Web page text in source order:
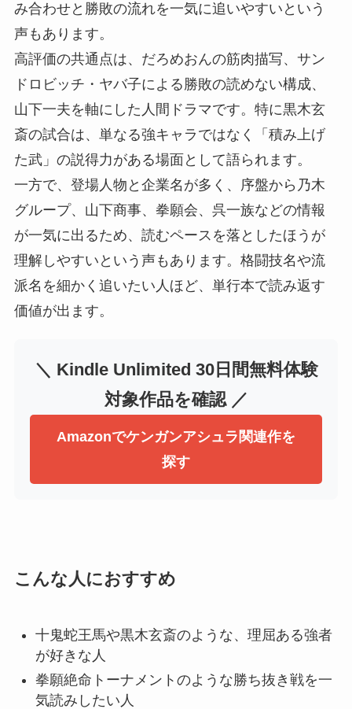
み合わせと勝敗の流れを一気に追いやすいという
声もあります。
高評価の共通点は、だろめおんの筋肉描写、サン
ドロビッチ・ヤバ子による勝敗の読めない構成、
山下一夫を軸にした人間ドラマです。特に黒木玄
斎の試合は、単なる強キャラではなく「積み上げ
た武」の説得力がある場面として語られます。
一方で、登場人物と企業名が多く、序盤から乃木
グループ、山下商事、拳願会、呉一族などの情報
が一気に出るため、読むペースを落としたほうが
理解しやすいという声もあります。格闘技名や流
派名を細かく追いたい人ほど、単行本で読み返す
価値が出ます。
＼ Kindle Unlimited 30日間無料体験
対象作品を確認 ／
Amazonでケンガンアシュラ関連作を
探す
こんな人におすすめ
十鬼蛇王馬や黒木玄斎のような、理屈ある強者
が好きな人
拳願絶命トーナメントのような勝ち抜き戦を一
気読みしたい人